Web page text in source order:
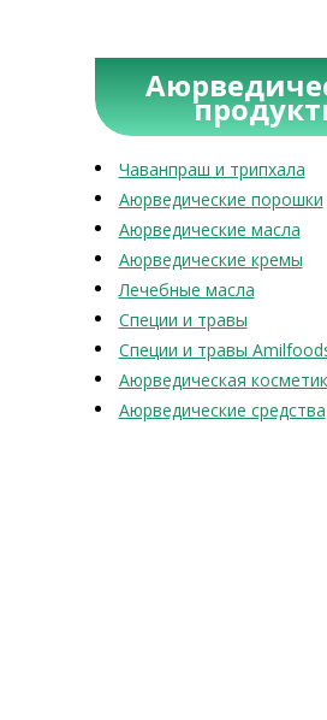
Чаванпраш и трипхала
Аюрведические порошки
Аюрведические масла
Аюрведические кремы
Лечебные масла
Специи и травы
Специи и травы
Аюрведическая
Аюрведические средства